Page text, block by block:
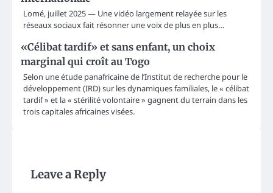
Lomé, juillet 2025 — Une vidéo largement relayée sur les
réseaux sociaux fait résonner une voix de plus en plus…
«Célibat tardif» et sans enfant, un choix
marginal qui croît au Togo
Selon une étude panafricaine de l’Institut de recherche pour le
développement (IRD) sur les dynamiques familiales, le « célibat
tardif » et la « stérilité volontaire » gagnent du terrain dans les
trois capitales africaines visées.
Leave a Reply